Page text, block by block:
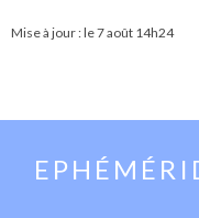
Mise à jour : le7 août 14h24